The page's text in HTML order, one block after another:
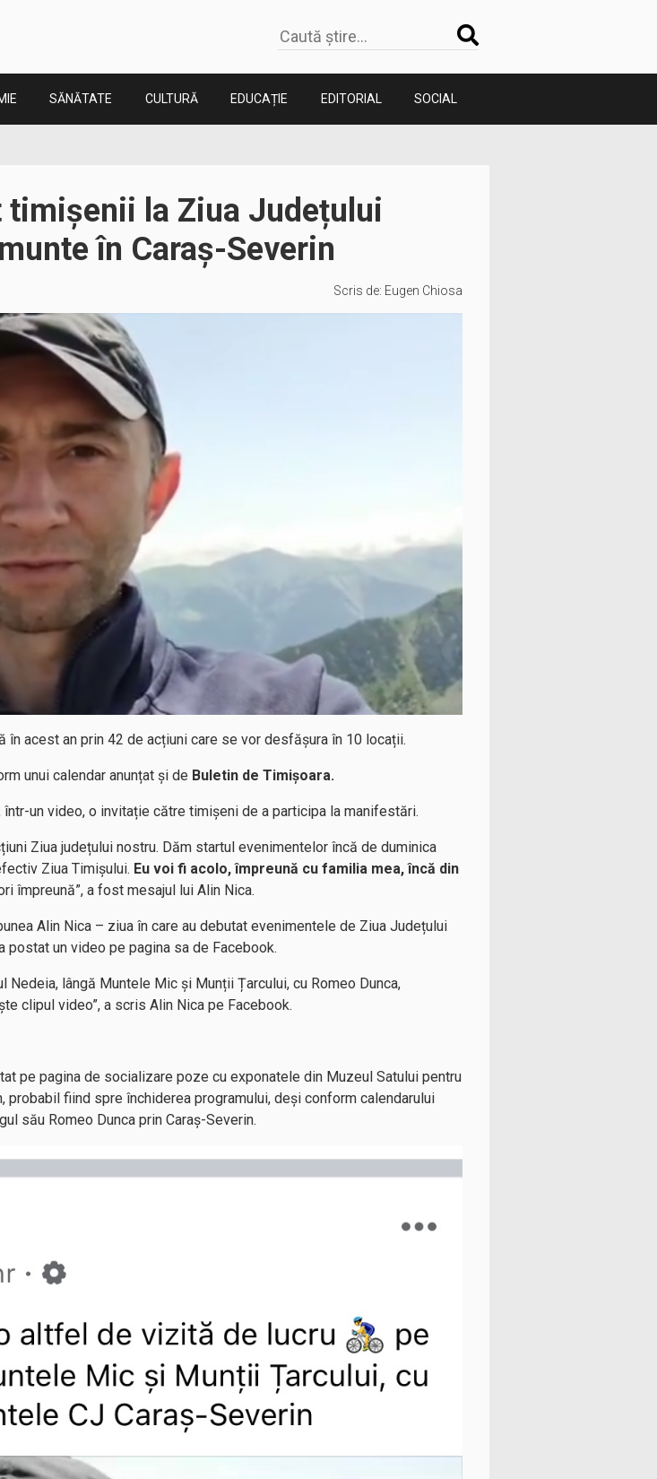
SĂNĂTATE CULTURĂ EDUCAȚIE EDITORIAL SOCIAL
la Ziua Județului
în Caraș-Severin
Scris de: Eugen Chiosa
acest an prin 42 de acțiuni care se vor desfășura în 10 locații.
unui calendar anunțat și de Buletin de Timișoara.
într-un video, o invitație către timișeni de a participa la manifestări.
Ziua județului nostru. Dăm startul evenimentelor încă de duminica
Ziua Timișului. Eu voi fi acolo, împreună cu familia mea, încă din
împreună”, a fost mesajul lui Alin Nica.
Alin Nica – ziua în care au debutat evenimentele de Ziua Județului
postat un video pe pagina sa de Facebook.
lângă Muntele Mic și Munții Țarcului, cu Romeo Dunca,
clipul video”, a scris Alin Nica pe Facebook.
pe pagina de socializare poze cu exponatele din Muzeul Satului pentru
fiind spre închiderea programului, deși conform calendarului
său Romeo Dunca prin Caraș-Severin.